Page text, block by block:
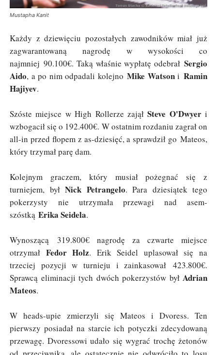
Mustapha Kanit
Każdy z dziewięciu pozostałych zawodników miał już
zagwarantowaną nagrodę w wysokości co
najmniej 90.100€. Taką właśnie wypłatę odebrał Sergio
Aido, a po nim odpadali kolejnoMike WatsoniRamin
Hajiyev.
Szóste miejsce w High Rollerze zająłSteve O'Dwyeri
wzbogacił się o 192.400€. W ostatnim rozdaniu zagrał on
all-in przed flopem z as-dziesięć, a sprawdził go Mateos,
który trzymał parę dam.
Kolejnym graczem, który musiał pożegnać się z
turniejem, był Nick Petrangelo. Para dziesiątek tego
pokerzysty nie utrzymała przewagi nad asem-
szóstką Erika Seidela.
Wynoszącą 319.800€ nagrodę za czwarte miejsce
otrzymał Fedor Holz. Erik Seidel uplasował się na
trzeciej pozycji w turnieju i zainkasował 423.800€.
Sprawcą eliminacji tych dwóch pokerzystów byłAdrian
Mateos.
W heads-upie zmierzyli się Mateos i Dvoress. Ten
pierwszy posiadał na starcie ich potyczki zdecydowaną
przewagę. Dvoressowi udało się wygrać trochę żetonów